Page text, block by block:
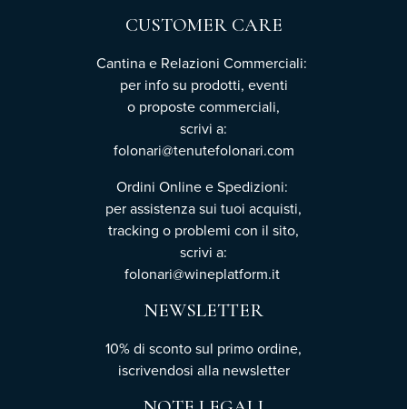
CUSTOMER CARE
Cantina e Relazioni Commerciali:
per info su prodotti, eventi
o proposte commerciali,
scrivi a:
folonari@tenutefolonari.com
Ordini Online e Spedizioni:
per assistenza sui tuoi acquisti,
tracking o problemi con il sito,
scrivi a:
folonari@wineplatform.it
NEWSLETTER
10% di sconto sul primo ordine,
iscrivendosi alla newsletter